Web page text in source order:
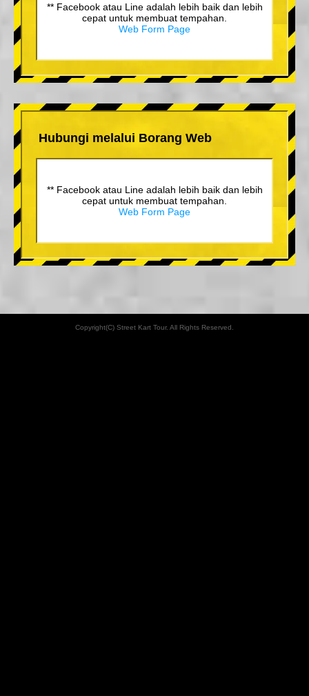
** Facebook atau Line adalah lebih baik dan lebih
cepat untuk membuat tempahan.
Web Form Page
Hubungi melalui Borang Web
** Facebook atau Line adalah lebih baik dan lebih
cepat untuk membuat tempahan.
Web Form Page
Copyright(C) Street Kart Tour. All Rights Reserved.